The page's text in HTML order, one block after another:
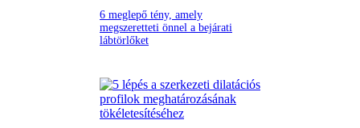
6 meglepő tény, amely
megszeretteti önnel a bejárati
lábtörlőket